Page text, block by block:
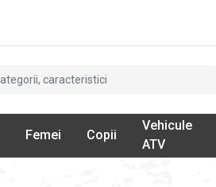
Femei Copii
Vehicule
ATV